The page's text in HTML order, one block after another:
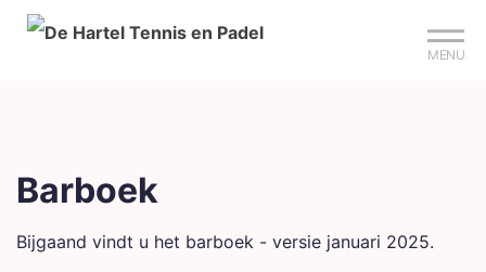
MENU
Barboek
Bijgaand vindt u het barboek - versie januari 2025.